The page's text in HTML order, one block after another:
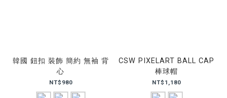
韓國 鈕扣 裝飾 簡約 無袖 背
心
NT$980
CSW PIXELART BALL CAP
棒球帽
NT$1,180